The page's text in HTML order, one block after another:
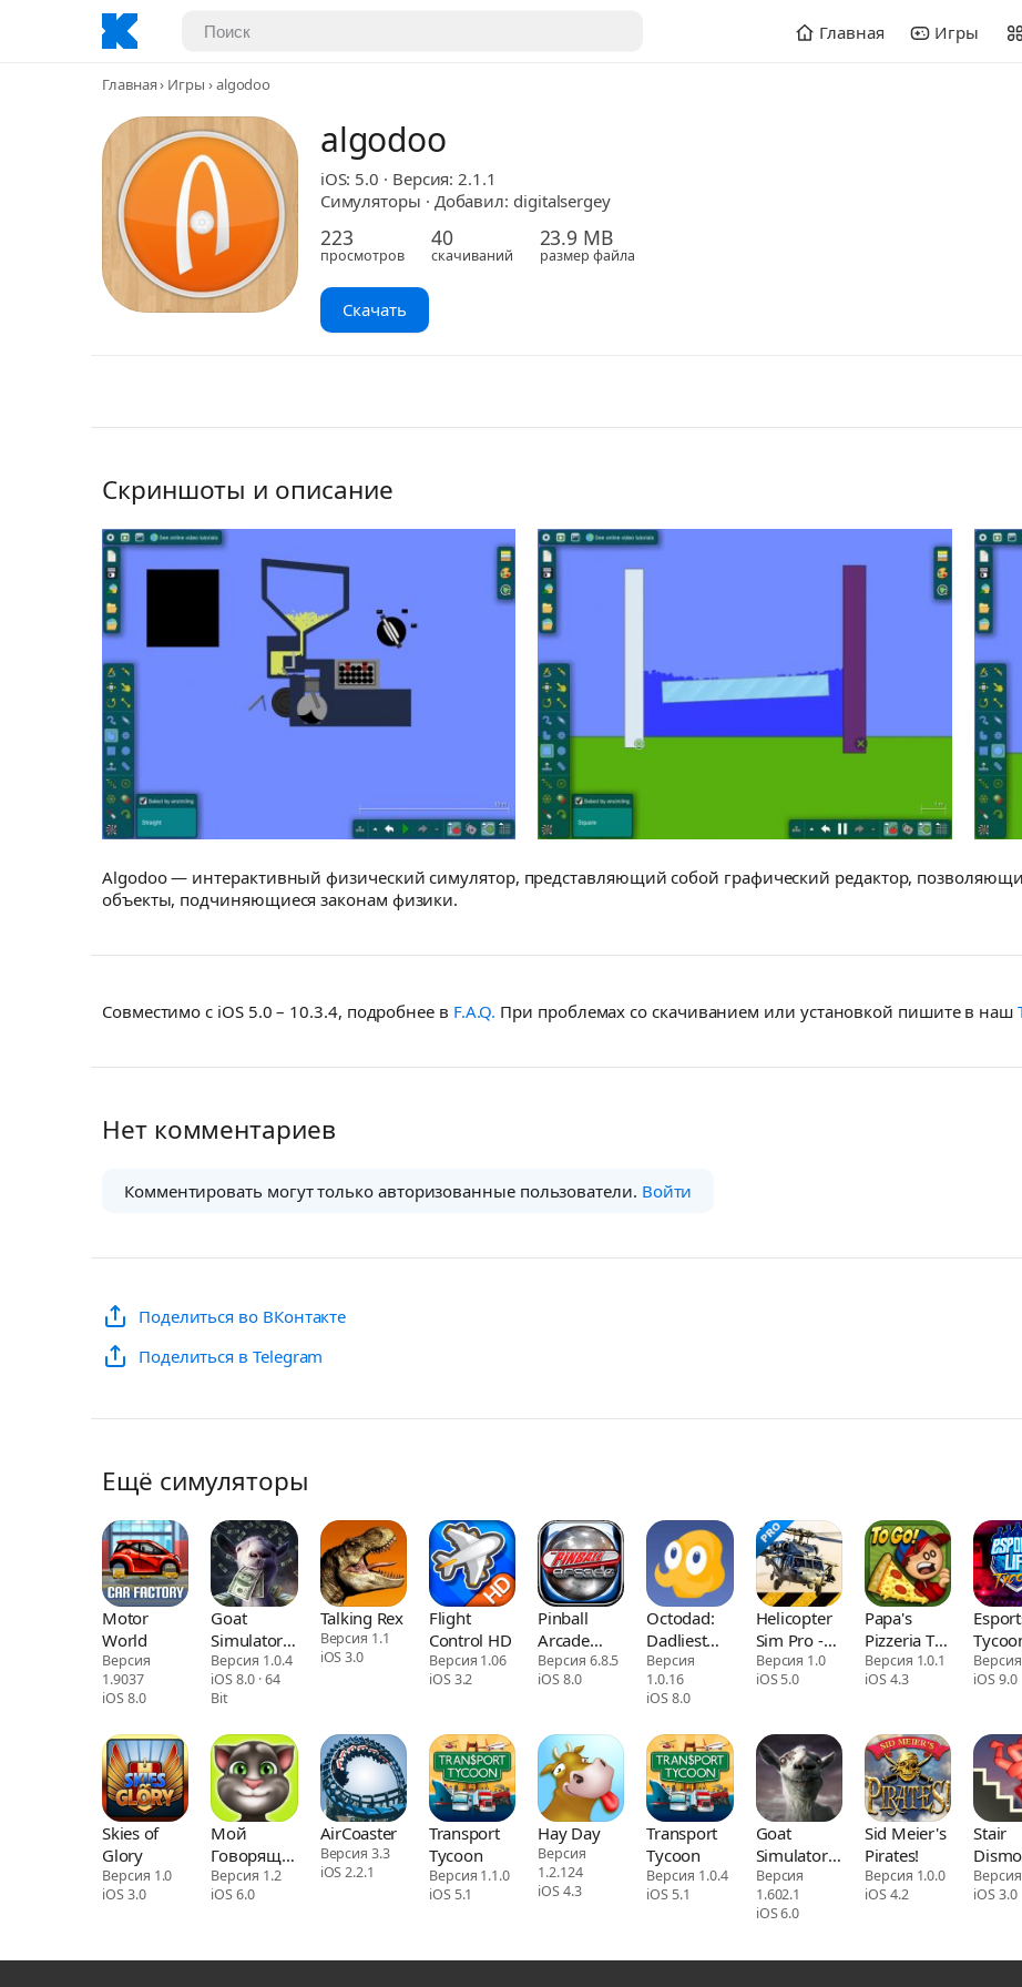
Главная Игры
Главная Игры algodoo
algodoo
iOS: 5.0 · Версия: 2.1.1
Симуляторы · Добавил: digitalsergey
223
просмотров
40
скачиваний
23.9 MB
размер файла
Скачать
Скриншоты и описание
Algodoo — интерактивный физический симулятор, представляющий собой графический редактор,
объекты, подчиняющиеся законам физики.
Совместимо с iOS 5.0 – 10.3.4, подробнее в F.A.Q. При проблемах со скачиванием или установкой пишите в наш
Нет комментариев
Комментировать могут только авторизованные пользователи. Войти
Поделиться во ВКонтакте
Поделиться в Telegram
Ещё симуляторы
Motor
World
Версия
1.9037
iOS 8.0
Goat
Simulator
PAYDAY
Версия 1.0.4
iOS 8.0 · 64
Bit
Talking Rex
Версия 1.1
iOS 3.0
Flight
Control HD
Версия 1.06
iOS 3.2
Pinball
Arcade
Plus
Версия 6.8.5
iOS 8.0
Octodad:
Dadliest
Catch
Версия
1.0.16
iOS 8.0
Helicopter
Sim Pro -
Hellfire
Squadron
Версия 1.0
iOS 5.0
Papa's
Pizzeria To
Go!
Версия 1.0.1
iOS 4.3
iOS 9.0
Skies of
Glory
Версия 1.0
iOS 3.0
Мой
Говорящий
Том
Версия 1.2
iOS 6.0
AirCoaster
Версия 3.3
iOS 2.2.1
Transport
Tycoon
Версия 1.1.0
iOS 5.1
Hay Day
Версия
1.2.124
iOS 4.3
Transport
Tycoon
Версия 1.0.4
iOS 5.1
Goat
Simulator
GoatZ
Версия
1.602.1
iOS 6.0
Sid Meier's
Pirates!
Версия 1.0.0
iOS 4.2
Stair
iOS 3.0